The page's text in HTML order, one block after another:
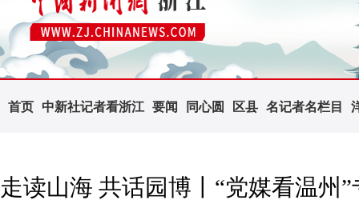
首页 中新社记者看浙江 要闻 同心圆 区县 名记者名栏目
走读山海 共话园博丨“党媒看温州